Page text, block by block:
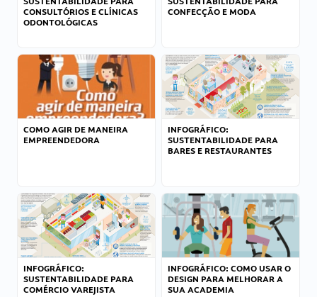
CONSULTÓRIOS E CLÍNICAS
ODONTOLÓGICAS
CONFECÇÃO E MODA
COMO AGIR DE MANEIRA
EMPREENDEDORA
INFOGRÁFICO:
SUSTENTABILIDADE PARA
BARES E RESTAURANTES
INFOGRÁFICO:
SUSTENTABILIDADE PARA
COMÉRCIO VAREJISTA
INFOGRÁFICO: COMO USAR O
DESIGN PARA MELHORAR A
SUA ACADEMIA